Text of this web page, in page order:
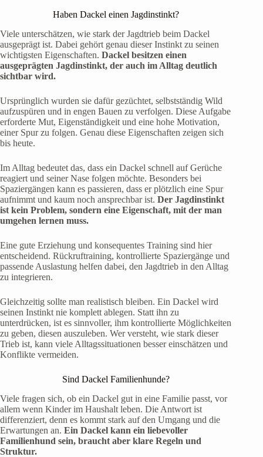
Haben Dackel einen Jagdinstinkt?
Viele unterschätzen, wie stark der Jagdtrieb beim Dackel
ausgeprägt ist. Dabei gehört genau dieser Instinkt zu seinen
wichtigsten Eigenschaften. Dackel besitzen einen
ausgeprägten Jagdinstinkt, der auch im Alltag deutlich
sichtbar wird.
Ursprünglich wurden sie dafür gezüchtet, selbstständig Wild
aufzuspüren und in engen Bauen zu verfolgen. Diese Aufgabe
erforderte Mut, Eigenständigkeit und eine hohe Motivation,
einer Spur zu folgen. Genau diese Eigenschaften zeigen sich
bis heute.
Im Alltag bedeutet das, dass ein Dackel schnell auf Gerüche
reagiert und seiner Nase folgen möchte. Besonders bei
Spaziergängen kann es passieren, dass er plötzlich eine Spur
aufnimmt und kaum noch ansprechbar ist. Der Jagdinstinkt
ist kein Problem, sondern eine Eigenschaft, mit der man
umgehen lernen muss.
Eine gute Erziehung und konsequentes Training sind hier
entscheidend. Rückruftraining, kontrollierte Spaziergänge und
passende Auslastung helfen dabei, den Jagdtrieb in den Alltag
zu integrieren.
Gleichzeitig sollte man realistisch bleiben. Ein Dackel wird
seinen Instinkt nie komplett ablegen. Statt ihn zu
unterdrücken, ist es sinnvoller, ihm kontrollierte Möglichkeiten
zu geben, diesen auszuleben. Wer versteht, wie stark dieser
Trieb ist, kann viele Alltagssituationen besser einschätzen und
Konflikte vermeiden.
Sind Dackel Familienhunde?
Viele fragen sich, ob ein Dackel gut in eine Familie passt, vor
allem wenn Kinder im Haushalt leben. Die Antwort ist
differenziert, denn es kommt stark auf den Umgang und die
Erwartungen an. Ein Dackel kann ein liebevoller
Familienhund sein, braucht aber klare Regeln und
Struktur.